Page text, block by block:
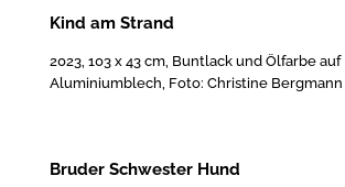
Kind am Strand
2023, 103 x 43 cm, Buntlack und Ölfarbe auf
Aluminiumblech, Foto: Christine Bergmann
Bruder Schwester Hund